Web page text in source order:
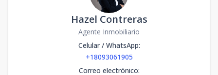
Hazel Contreras
Agente Inmobiliario
Celular / WhatsApp:
+18093061905
Correo electrónico: